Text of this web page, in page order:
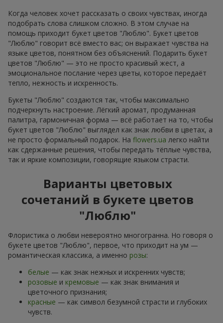
Когда человек хочет рассказать о своих чувствах, иногда
подобрать слова слишком сложно. В этом случае на
помощь приходит букет цветов "Люблю". Букет цветов
"Люблю" говорит всё вместо вас; он выражает чувства на
языке цветов, понятном без объяснений. Подарить букет
цветов "Люблю" — это не просто красивый жест, а
эмоциональное послание через цветы, которое передаёт
тепло, нежность и искренность.
Букеты "Люблю" создаются так, чтобы максимально
подчеркнуть настроение. Лёгкий аромат, продуманная
палитра, гармоничная форма — всё работает на то, чтобы
букет цветов "Люблю" выглядел как знак любви в цветах, а
не просто формальный подарок. На flowers.ua легко найти
как сдержанные решения, чтобы передать тёплые чувства,
так и яркие композиции, говорящие языком страсти.
Варианты цветовых
сочетаний в букете цветов
"Люблю"
Флористика о любви невероятно многогранна. Но говоря о
букете цветов "Люблю", первое, что приходит на ум —
романтическая классика, а именно розы:
белые — как знак нежных и искренних чувств;
розовые и кремовые — как знак внимания и
цветочного признания;
красные — как символ безумной страсти и глубоких
чувств.